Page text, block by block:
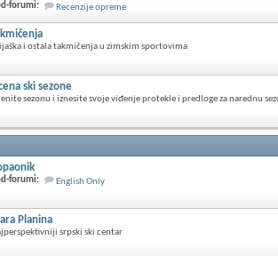
forumi:
Recenzije opreme
i ostala takmičenja u zimskim sportovima
ski sezone
sezonu i iznesite svoje viđenje protekle i predloge za narednu
forumi: English Only
Planina
srpski ski centar